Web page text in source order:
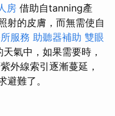
房 借助自tanning產
射的皮膚，而無需使自
服務 助聽器補助 雙眼
氣中，如果需要時，
外線索引逐漸蔓延，
難了。